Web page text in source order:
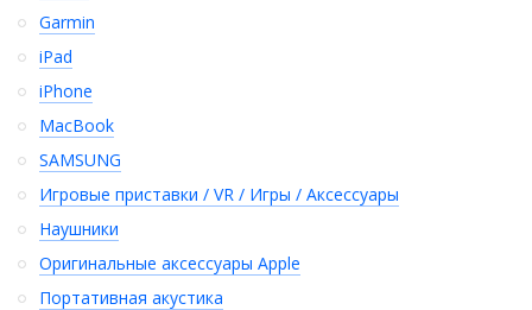
Garmin
iPad
iPhone
MacBook
SAMSUNG
Игровые приставки / VR / Игры / Аксессуары
Наушники
Оригинальные аксессуары Apple
Портативная акустика